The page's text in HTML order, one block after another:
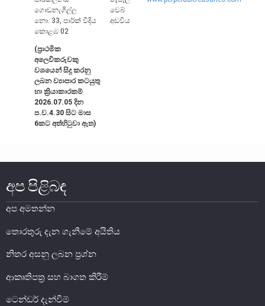
ව්‍යවහාර මුදල් නෝට්ටු
සංසරණයේ පවතින කාසි
සමරු කාසි හා නෝට්ටු
ව්‍යවහාර මුදල් කළමනාකරණය
ශ්‍රී ලංකාවේ මුදල් ඉතිහාසය
මහජන මුදල් හුවමාරු කවුළුව
ගොඩනැගිල්ල
නො. 33, පාර්ක් වීදිය
කොළඹ 02
(ප්‍රාථමික
අලෙවිකරුවකු
වශයෙන් සිදු කරනු
ලබන ව්‍යාපාර කටයුතු
හා ක්‍රියාකාරකම්
2026.07.05 දින
ප.ව.4.30 සිට මාස
6කට අත්හිටුවා ඇත)
වෙබ්
අඩවිය
අප පිළිබඳ
අප අමතන්න
තොරතුරු දැන ගැනීමේ අයිතිය
නිතර අසනු ලබන ප්‍රශ්න
ආකෘතිපත්‍ර සහ බාගත කිරීම්
ටෙන්ඩර් දැන්වීම්